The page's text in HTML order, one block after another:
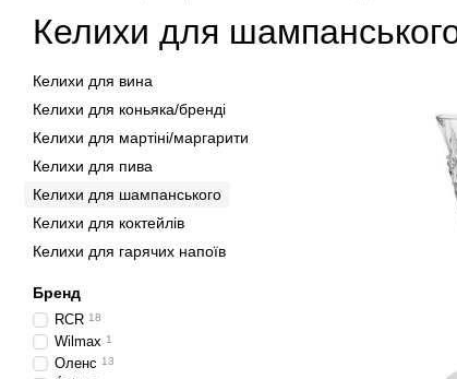
Келихи для
Келихи для вина
Келихи для коньяка/бренді
Келихи для мартіні/маргарити
Келихи для пива
Келихи для шампанського
Келихи для коктейлів
Келихи для гарячих напоїв
Бренд
RCR 18
Wilmax 1
Оленс 13